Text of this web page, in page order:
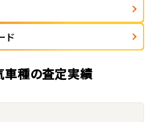
ド
車種の査定実績